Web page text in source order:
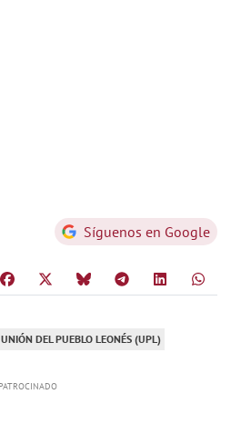
Síguenos en Google
UNIÓN DEL PUEBLO LEONÉS (UPL)